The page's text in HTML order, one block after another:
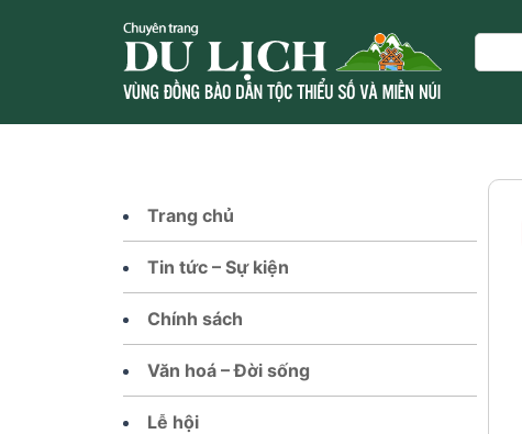
Search
Trang chủ
Tin tức – Sự kiện
Chính sách
Văn hoá – Đời sống
Lễ hội